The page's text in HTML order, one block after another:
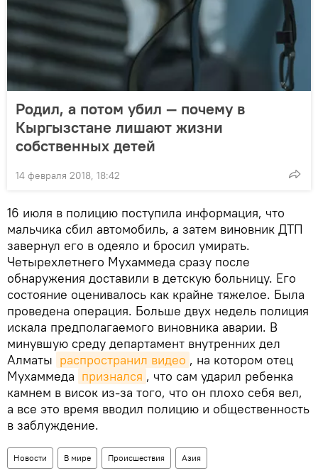
Родил, а потом убил — почему в
Кыргызстане лишают жизни
собственных детей
14 февраля 2018, 18:42
16 июля в полицию поступила информация, что
мальчика сбил автомобиль, а затем виновник ДТП
завернул его в одеяло и бросил умирать.
Четырехлетнего Мухаммеда сразу после
обнаружения доставили в детскую больницу. Его
состояние оценивалось как крайне тяжелое. Была
проведена операция. Больше двух недель полиция
искала предполагаемого виновника аварии. В
минувшую среду департамент внутренних дел
Алматы распространил видео , на котором отец
Мухаммеда признался , что сам ударил ребенка
камнем в висок из-за того, что он плохо себя вел,
а все это время вводил полицию и общественность
в заблуждение.
Новости В мире Происшествия Азия